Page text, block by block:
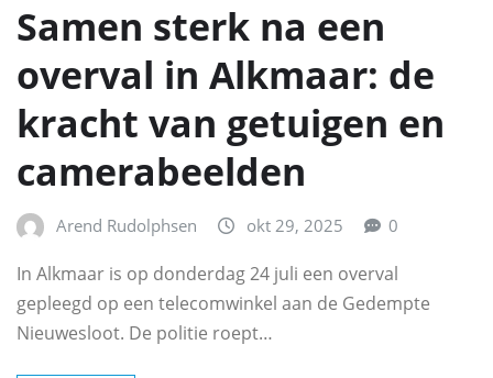
Samen sterk na een
overval in Alkmaar: de
kracht van getuigen en
camerabeelden
Arend Rudolphsen okt 29, 2025 0
In Alkmaar is op donderdag 24 juli een overval
gepleegd op een telecomwinkel aan de Gedempte
Nieuwesloot. De politie roept…